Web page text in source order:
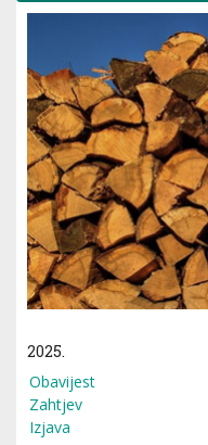
2025.
Obavijest
Zahtjev
Izjava